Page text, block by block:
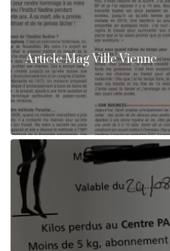
Article Mag Ville Vienne